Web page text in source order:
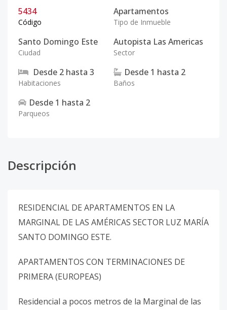
5434
Código
Apartamentos
Tipo de Inmueble
Santo Domingo Este
Ciudad
Autopista Las Americas
Sector
Desde 2 hasta 3
Habitaciones
Desde 1 hasta 2
Baños
Desde 1 hasta 2
Parqueos
Descripción
RESIDENCIAL DE APARTAMENTOS EN LA
MARGINAL DE LAS AMÉRICAS SECTOR LUZ MARÍA
SANTO DOMINGO ESTE.
APARTAMENTOS CON TERMINACIONES DE
PRIMERA (EUROPEAS)
Residencial a pocos metros de la Marginal de las